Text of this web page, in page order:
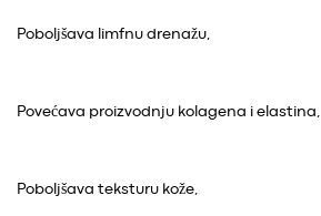
Poboljšava limfnu drenažu,
Povećava proizvodnju kolagena i elastina,
Poboljšava teksturu kože,